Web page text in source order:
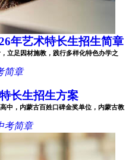
年艺术特长生招生简章
立足因材施教，践行多样化特色办学之
简章
长生招生方案
中，内蒙古百姓口碑金奖单位，内蒙古教
考简章